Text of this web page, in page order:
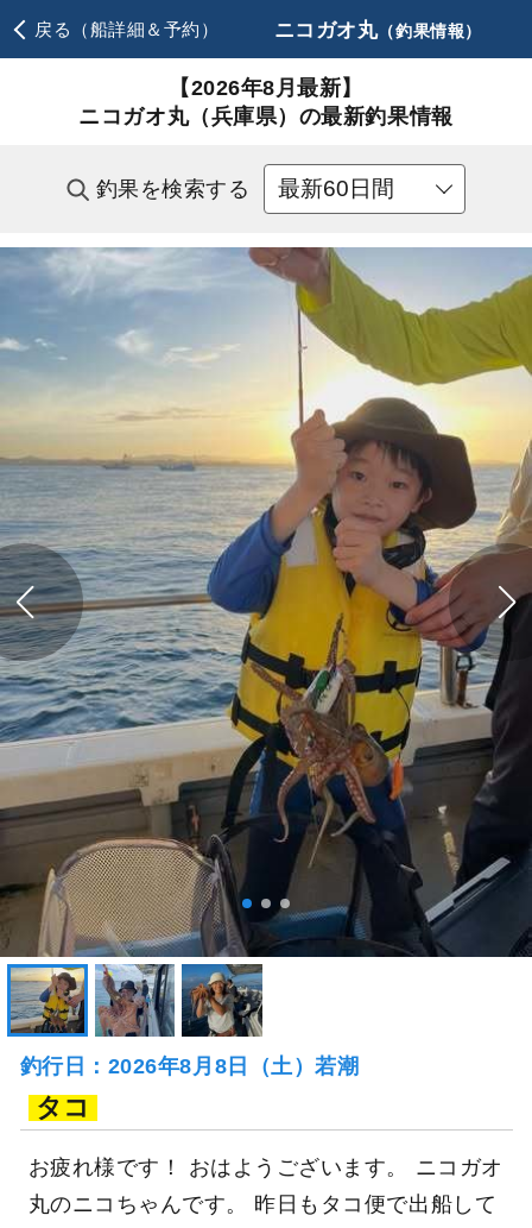
戻る（船詳細＆予約） ニコガオ丸（釣果情報）
【2026年8月最新】
ニコガオ丸（兵庫県）の最新釣果情報
釣果を検索する
釣行日：2026年8月8日（土）若潮
タコ
お疲れ様です！ おはようございます。 ニコガオ
丸のニコちゃんです。 昨日もタコ便で出船して